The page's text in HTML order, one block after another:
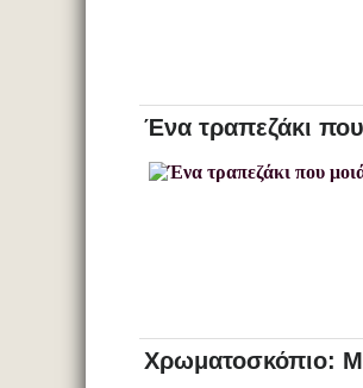
Ένα τραπεζάκι που
Χρωματοσκόπιο: